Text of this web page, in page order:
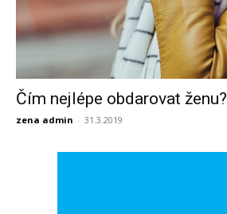
Čím nejlépe obdarovat ženu?
zena admin - 31.3.2019